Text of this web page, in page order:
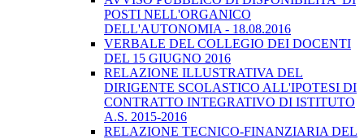
POSTI NELL'ORGANICO
DELL'AUTONOMIA - 18.08.2016
VERBALE DEL COLLEGIO DEI DOCENTI
DEL 15 GIUGNO 2016
RELAZIONE ILLUSTRATIVA DEL
DIRIGENTE SCOLASTICO ALL'IPOTESI DI
CONTRATTO INTEGRATIVO DI ISTITUTO
A.S. 2015-2016
RELAZIONE TECNICO-FINANZIARIA DEL